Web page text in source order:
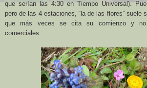
que serían las 4:30 en Tiempo Universal).
pero de las 4 estaciones, “la de las flores” suele
que más veces se cita su comienzo y
comerciales.